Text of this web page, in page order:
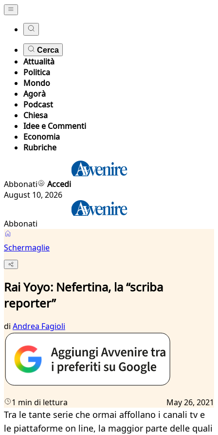
Cerca
Attualità
Politica
Mondo
Agorà
Podcast
Chiesa
Idee e Commenti
Economia
Rubriche
Abbonati
Accedi
August 10, 2026
Abbonati
Schermaglie
Rai Yoyo: Nefertina, la “scriba
reporter”
di Andrea Fagioli
1 min di lettura May 26, 2021
Tra le tante serie che ormai affollano i canali tv e
le piattaforme on line, la maggior parte delle quali